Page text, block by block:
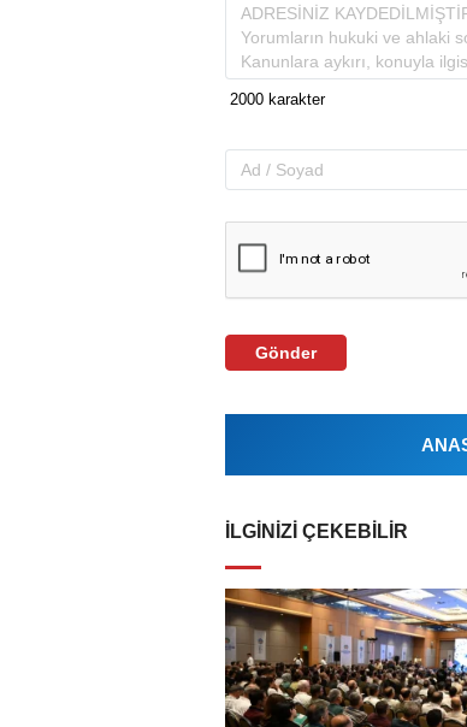
Gönder
İLGINIZI ÇEKEBILIR